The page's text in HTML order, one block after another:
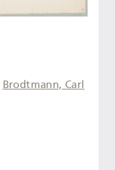
Brodtmann, Carl